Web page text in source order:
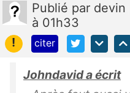
Publié par devin
à 01h33
!
citer
Johndavid a écrit